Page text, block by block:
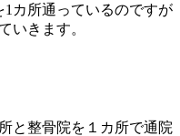
カ所通っているのですが
いきます。
と整骨院を１カ所で通院